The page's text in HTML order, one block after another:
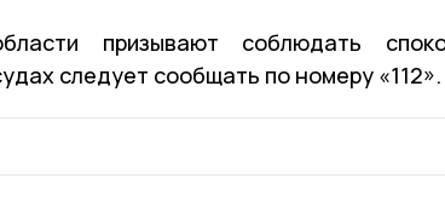
призывают соблюдать
следует сообщать по номеру «112».